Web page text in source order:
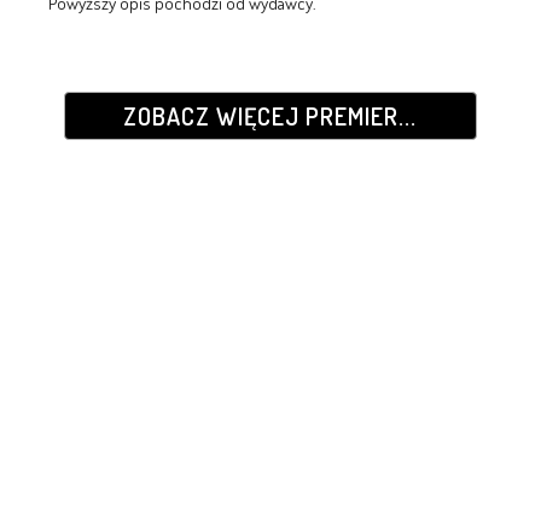
ZOBACZ WIĘCEJ PREMIER...